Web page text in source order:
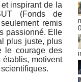
inspirant de la
(Fonds de
remis
passionné. Elle
plus juste, plus
le courage des
motivent